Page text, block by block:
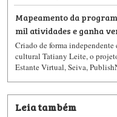
Mapeamento da
mil atividades e ganha
Criado de forma
cultural Tatiany Leite​, o
Estante Virtual, Seiva,
Leia também